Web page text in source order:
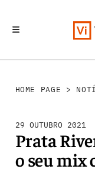
HOME PAGE >
29 OUTUBRO 2021
Prata
o seu mix